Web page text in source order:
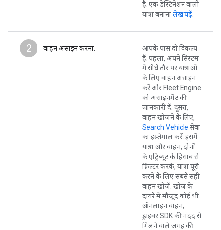
है. एक डेस्टिनेशन वाली
यात्रा बनानालेख पढ़ें
2 वाहन असाइन करना.
आपके पास दो विकल्प
हैं. पहला, अपने सिस्टम
में सीधे तौर पर यात्राओं
के लिए वाहन असाइन
करें और Fleet Engine
को असाइनमेंट की
जानकारी दें. दूसरा,
वाहन खोजने के लिए,
Search Vehicle सेवा
का इस्तेमाल करें. इसमें
यात्रा और वाहन, दोनों
के एट्रिब्यूट के हिसाब से
फ़िल्टर करके, यात्रा पूरी
करने के लिए सबसे सही
वाहन खोजें. खोज के
दायरे में मौजूद कोई भी
ऑनलाइन वाहन,
ड्राइवर SDK की मदद से
मिलने वाले जगह की